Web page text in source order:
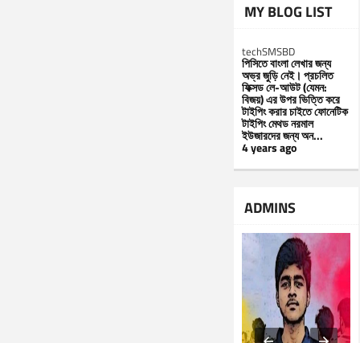
MY BLOG LIST
techSMSBD
পিসিতে বাংলা লেখার জন্য
অভ্র জুড়ি নেই। প্রচলিত
ফিক্সড লে-আউট (যেমন:
বিজয়) এর উপর ভিত্তি করে
টাইপিং করার চাইতে ফোনেটিক
টাইপিং মেথড নরমাল
ইউজারদের জন্য অন...
4 years ago
ADMINS